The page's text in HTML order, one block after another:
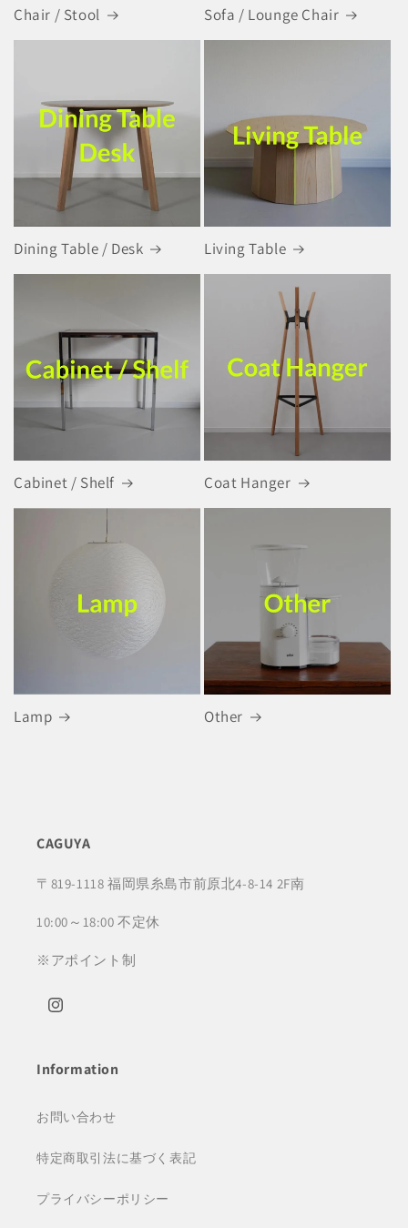
Chair / Stool Sofa / Lounge Chair
Dining Table / Desk Living Table
Cabinet / Shelf Coat Hanger
Lamp Other
CAGUYA
〒819-1118 福岡県糸島市前原北4-8-14 2F南
10:00～18:00 不定休
※アポイント制
Instagram
Information
お問い合わせ
特定商取引法に基づく表記
プライバシーポリシー